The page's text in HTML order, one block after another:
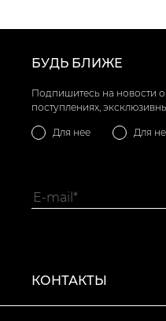
БУДЬ БЛИЖЕ
Подпишитесь на новости
поступлениях,
Для нее Для
КОНТАКТЫ